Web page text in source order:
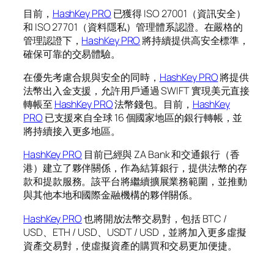
目前， HashKey PRO 已獲得 ISO 27001（資訊安全）
和 ISO 27701（資料隱私）管理體系認證。在嚴格的
管理認證下， HashKey PRO 將持續提供高安全標準，
確保可靠的交易體驗。
在優先考慮合規與安全的同時， HashKey PRO將提供
法幣出入金支援，允許用戶通過 SWIFT 實現美元直接
轉帳至 HashKey PRO法幣錢包。目前， HashKey
PRO 已支援來自全球 16 個國家地區的銀行轉帳，並
將持續接入更多地區。
HashKey PRO 目前已經與 ZA Bank 和交通銀行（香
港）建立了夥伴關係，作為結算銀行，提供法幣的存
款和提款服務。該平台將繼續擴展業務範圍，並推動
與其他本地和國際金融機構的夥伴關係。
HashKey PRO也將開放法幣交易對，包括 BTC /
USD、ETH / USD、USDT / USD，並將加入更多虛擬
資產交易對，使虛擬資產的購買和交易更加便捷。